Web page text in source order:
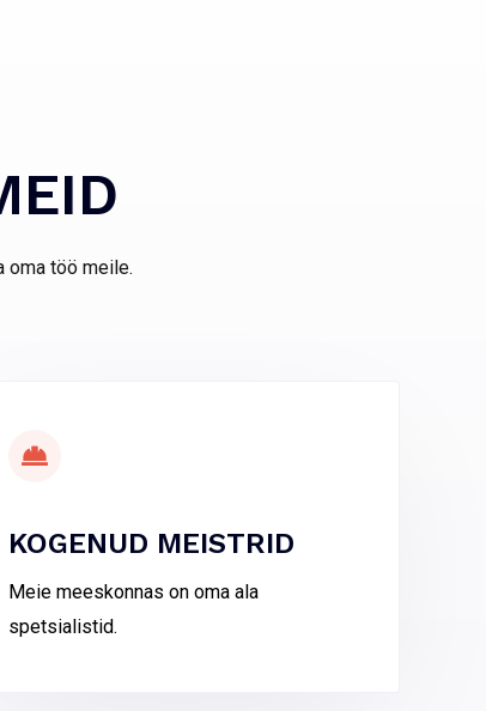
oma töö meile.
KOGENUD MEISTRID
Meie meeskonnas on oma ala
spetsialistid.